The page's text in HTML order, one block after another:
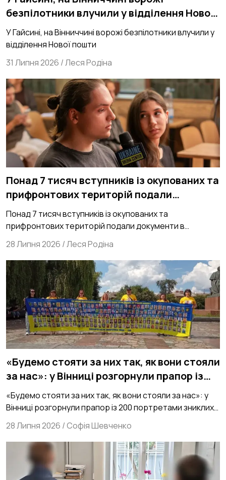
безпілотники влучили у відділення Нової
пошти
У Гайсині, на Вінниччині ворожі безпілотники влучили у
відділення Нової пошти
31 Липня 2026 /Леся Родіна
Понад 7 тисяч вступників із окупованих та
прифронтових територій подали
документи в українські Виші
Понад 7 тисяч вступників із окупованих та
прифронтових територій подали документи в
28 Липня 2026 /Леся Родіна
«Будемо стояти за них так, як вони стояли
за нас»: у Вінниці розгорнули прапор із
200 портретами зниклих безвісти
захисників зі 154 ОМБр
«Будемо стояти за них так, як вони стояли за нас»: у
Вінниці розгорнули прапор із 200 портретами зниклих
28 Липня 2026 / Софія Шевченко